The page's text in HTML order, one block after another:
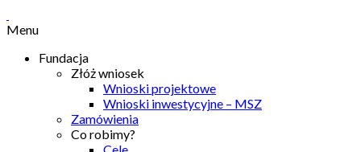
Menu
Fundacja
Złóż wniosek
Wnioski projektowe
Wnioski inwestycyjne – MSZ
Zamówienia
Co robimy?